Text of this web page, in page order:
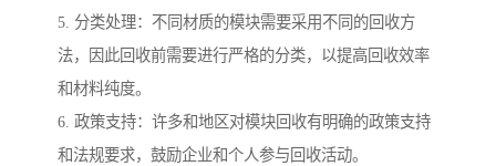
5. 分类处理：不同材质的模块需要采用不同的回收方
法，因此回收前需要进行严格的分类，以提高回收效率
和材料纯度。
6. 政策支持：许多和地区对模块回收有明确的政策支持
和法规要求，鼓励企业和个人参与回收活动。